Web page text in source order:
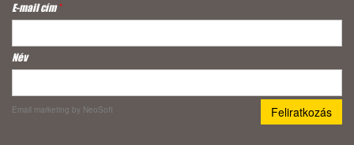
E-mail cím*
Név
Email marketing by NeoSoft